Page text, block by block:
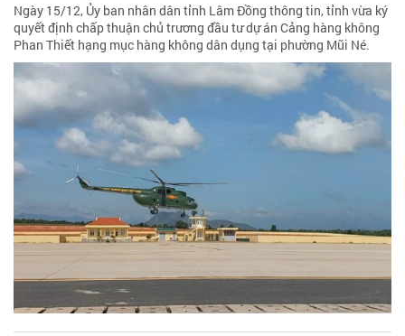
Ngày 15/12, Ủy ban nhân dân tỉnh Lâm Đồng thông tin, tỉnh vừa ký
quyết định chấp thuận chủ trương đầu tư dự án Cảng hàng không
Phan Thiết hạng mục hàng không dân dụng tại phường Mũi Né.